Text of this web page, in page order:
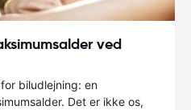
ved
biludlejning: en
Det er ikke os,